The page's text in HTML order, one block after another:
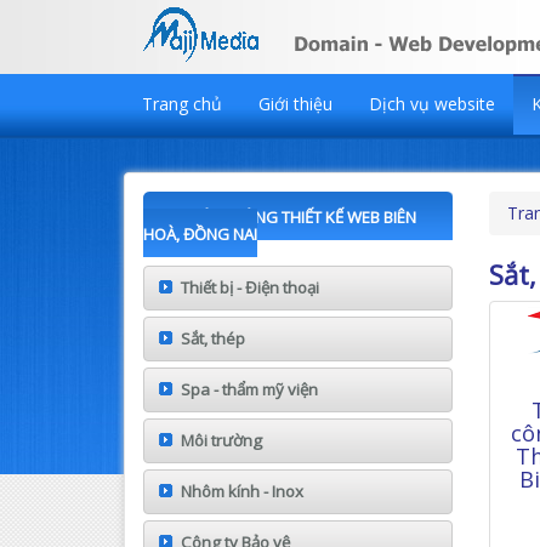
Trang chủ Giới thiệu Dịch vụ website
KHÁCH HÀNG THIẾT KẾ WEB BIÊN
HOÀ, ĐỒNG NAI
Thiết bị - Điện thoại
Sắt, thép
Spa - thẩm mỹ viện
Môi trường
Nhôm kính - Inox
Công ty Bảo vệ